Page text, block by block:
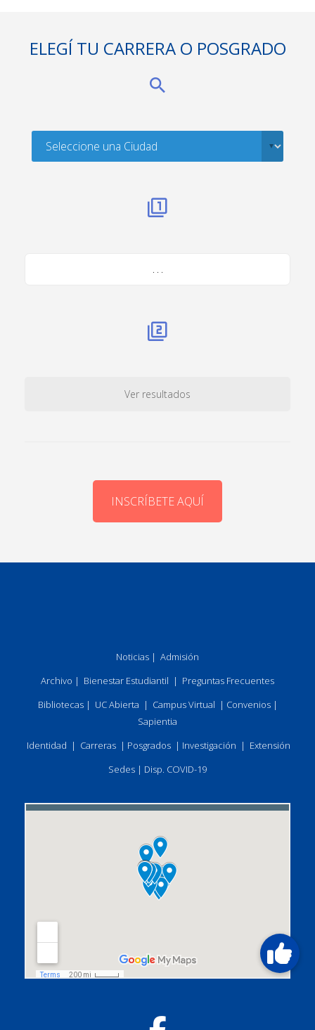
ELEGÍ TU CARRERA O POSGRADO
. . .
Ver resultados
INSCRÍBETE AQUÍ
Noticias | Admisión
Archivo | Bienestar Estudiantil | Preguntas Frecuentes
Bibliotecas| UC Abierta | Campus Virtual | Convenios|
Sapientia
Identidad | Carreras | Posgrados | Investigación | Extensión
Sedes | Disp. COVID-19